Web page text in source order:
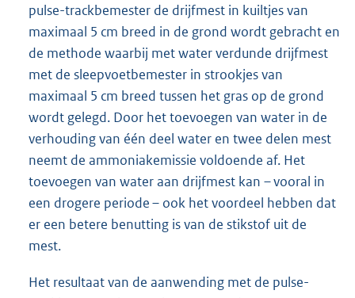
pulse-trackbemester de drijfmest in kuiltjes van
maximaal 5 cm breed in de grond wordt gebracht en
de methode waarbij met water verdunde drijfmest
met de sleepvoetbemester in strookjes van
maximaal 5 cm breed tussen het gras op de grond
wordt gelegd. Door het toevoegen van water in de
verhouding van één deel water en twee delen mest
neemt de ammoniakemissie voldoende af. Het
toevoegen van water aan drijfmest kan – vooral in
een drogere periode – ook het voordeel hebben dat
er een betere benutting is van de stikstof uit de
mest.
Het resultaat van de aanwending met de pulse-